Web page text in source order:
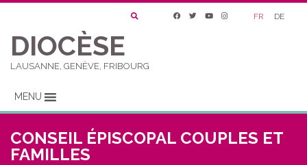
FR DE
DIOCÈSE
LAUSANNE, GENÈVE, FRIBOURG
MENU
CONSEIL ÉPISCOPAL COUPLES ET
FAMILLES